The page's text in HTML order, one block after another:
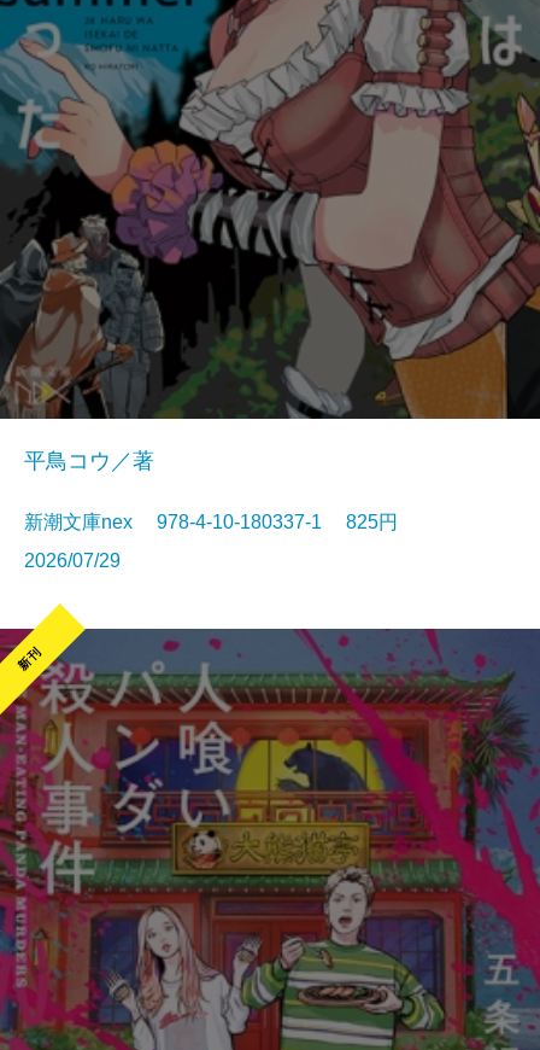
平鳥コウ／著
新潮文庫nex 978-4-10-180337-1 825円
2026/07/29
新刊